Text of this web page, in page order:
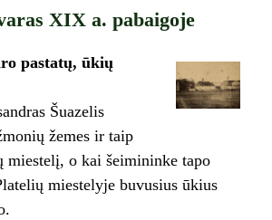
XIX a. pabaigoje
pastatų, ūkių
Šuazelis
žemes ir taip
miestelį, o kai šeimininke tapo
miestelyje buvusius ūkius